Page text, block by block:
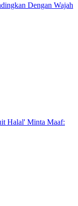
Dengan Wajah
Halal' Minta Maaf: